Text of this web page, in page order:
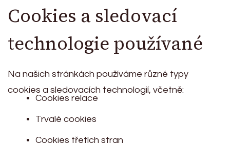
Cookies a sledovací
technologie používané
Na našich stránkách používáme různé typy
cookies a sledovacích technologií, včetně:
Cookies relace
Trvalé cookies
Cookies třetích stran